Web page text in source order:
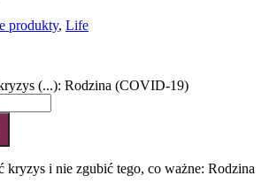
produkty, Life
(...): Rodzina (COVID-19)
kryzys i nie zgubić tego, co ważne: Rodzina